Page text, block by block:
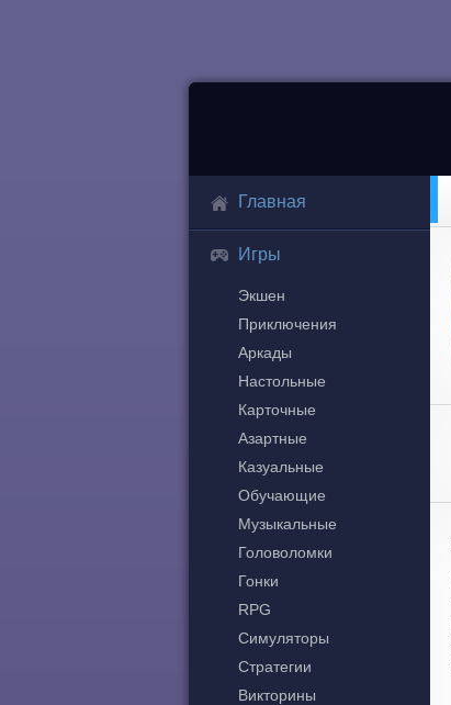
Главная
Игры
Экшен
Приключения
Аркады
Настольные
Карточные
Азартные
Казуальные
Обучающие
Музыкальные
Головоломки
Гонки
RPG
Симуляторы
Стратегии
Викторины